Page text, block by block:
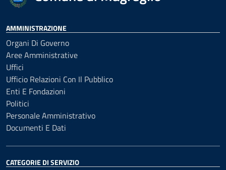
AMMINISTRAZIONE
Organi Di Governo
Aree Amministrative
Uffici
Ufficio Relazioni Con Il Pubblico
Enti E Fondazioni
Politici
Personale Amministrativo
Documenti E Dati
CATEGORIE DI SERVIZIO